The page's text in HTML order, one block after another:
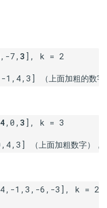
,-7,3
4,0,3